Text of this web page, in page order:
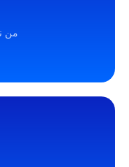
من نفس لوحة التحكم.